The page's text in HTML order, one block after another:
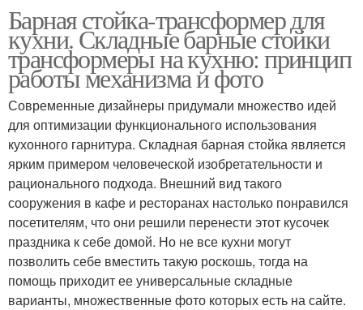
Барная стойка-трансформер для
кухни. Складные барные стойки
трансформеры на кухню: принцип
работы механизма и фото
Современные дизайнеры придумали множество идей
для оптимизации функционального использования
кухонного гарнитура. Складная барная стойка является
ярким примером человеческой изобретательности и
рационального подхода. Внешний вид такого
сооружения в кафе и ресторанах настолько понравился
посетителям, что они решили перенести этот кусочек
праздника к себе домой. Но не все кухни могут
позволить себе вместить такую роскошь, тогда на
помощь приходит ее универсальные складные
варианты, множественные фото которых есть на сайте.